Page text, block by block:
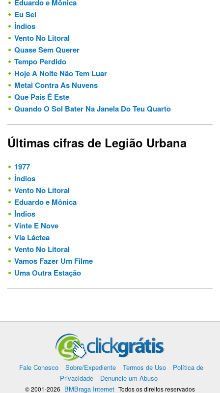
Eduardo e Mônica
Eu Sei
Índios
Vento No Litoral
Quase Sem Querer
Tempo Perdido
Hoje A Noite Não Tem Luar
Metal Contra As Nuvens
Que País É Este
Quando O Sol Bater Na Janela Do Teu Quarto
Últimas cifras de Legião Urbana
1977
Índios
Vento No Litoral
Eduardo e Mônica
Índios
Vinte E Nove
Via Láctea
Vento No Litoral
Vamos Fazer Um Filme
Uma Outra Estação
Fale Conosco Sobre/Expediente Termos de Uso
Política de
Privacidade
Denuncie um Abuso
© 2001-2026 BMBraga Internet Todos os direitos reservados